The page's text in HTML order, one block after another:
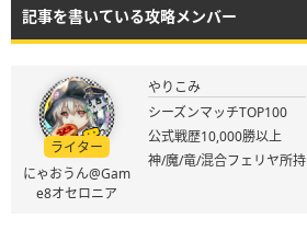
記事を書いている攻略メンバー
ライター
にゃおうん@Gam
e8オセロニア
やりこみ
シーズンマッチTOP100
公式戦歴10,000勝以上
神/魔/竜/混合フェリヤ所持